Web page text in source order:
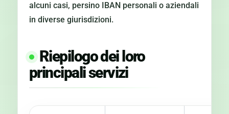
alcuni casi, persino IBAN personali o aziendali
in diverse giurisdizioni.
Riepilogo dei loro
principali servizi